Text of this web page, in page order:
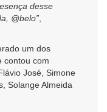
desse
@belo”
um dos
contou com
José, Simone
Solange Almeida